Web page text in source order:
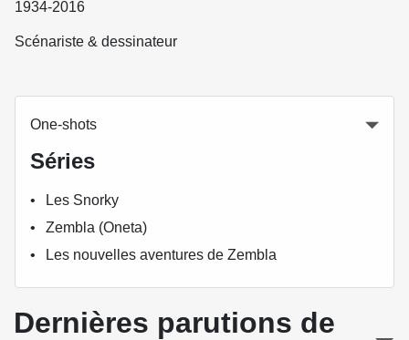
1934-2016
Scénariste & dessinateur
One-shots
Séries
Les Snorky
Zembla (Oneta)
Les nouvelles aventures de Zembla
Dernières parutions de